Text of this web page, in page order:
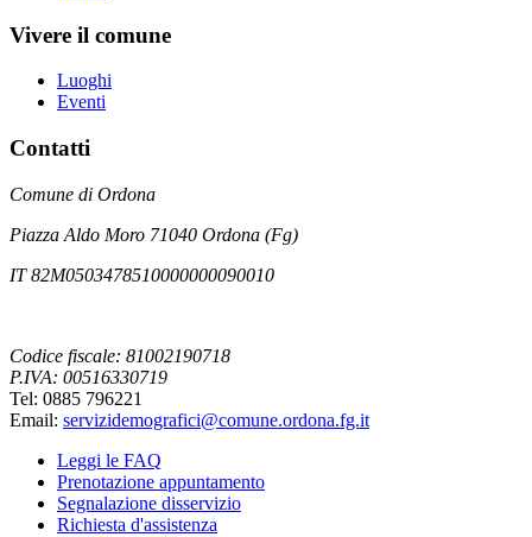
Vivere il comune
Luoghi
Eventi
Contatti
Comune di Ordona
Piazza Aldo Moro 71040 Ordona (Fg)
IT 82M0503478510000000090010
Codice fiscale: 81002190718
P.IVA: 00516330719
Tel: 0885 796221
Email: servizidemografici@comune.ordona.fg.it
Leggi le FAQ
Prenotazione appuntamento
Segnalazione disservizio
Richiesta d'assistenza